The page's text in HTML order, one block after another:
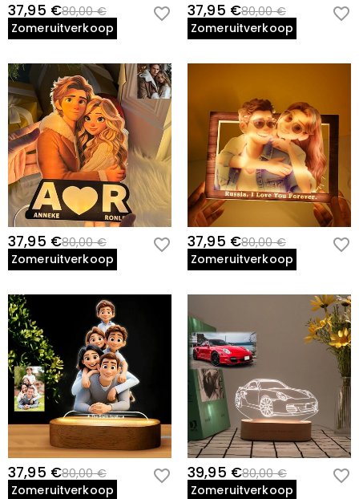
37,95 €80,00 €
Zomeruitverkoop
37,95 €80,00 €
Zomeruitverkoop
37,95 €80,00 €
Zomeruitverkoop
37,95 €80,00 €
Zomeruitverkoop
37,95 €80,00 €
Zomeruitverkoop
39,95 €80,00 €
Zomeruitverkoop